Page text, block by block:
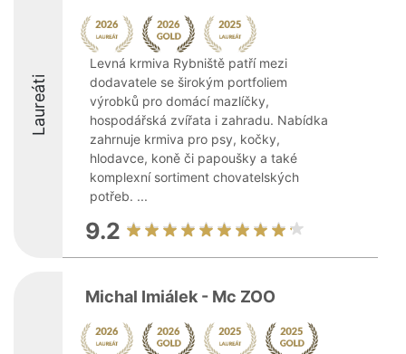
Laureáti
Levná krmiva Rybniště patří mezi
dodavatele se širokým portfoliem
výrobků pro domácí mazlíčky,
hospodářská zvířata i zahradu. Nabídka
zahrnuje krmiva pro psy, kočky,
hlodavce, koně či papoušky a také
komplexní sortiment chovatelských
potřeb. ...
9.2
Michal Imiálek - Mc ZOO